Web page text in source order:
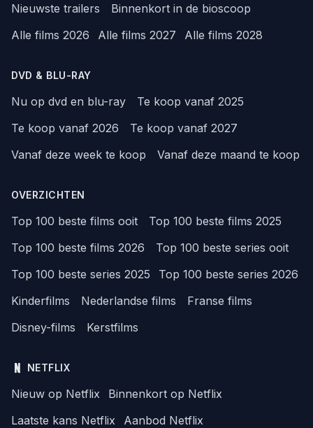
Nieuwste trailers
Binnenkort in de bioscoop
Alle films 2026
Alle films 2027 Alle films 2028
DVD & BLU-RAY
Nu op dvd en blu-ray
Te koop vanaf 2025
Te koop vanaf 2026
Te koop vanaf 2027
Vanaf deze week te koop
Vanaf deze maand te koop
OVERZICHTEN
Top 100 beste films ooit
Top 100 beste films 2025
Top 100 beste films 2026
Top 100 beste series ooit
Top 100 beste series 2025
Top 100 beste series 2026
Kinderfilms
Nederlandse films
Franse films
Disney-films
Kerstfilms
NETFLIX
Nieuw op Netflix
Binnenkort op Netflix
Laatste kans Netflix
Aanbod Netflix